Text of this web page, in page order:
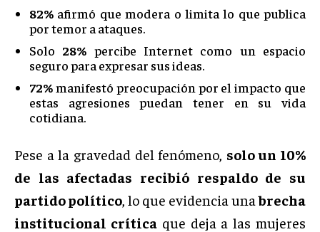
82% afirmó que modera o limita lo que publica
por temor a ataques.
Solo 28% percibe Internet como un espacio
seguro para expresar sus ideas.
72%manifestó preocupación por el impacto que
estas agresiones puedan tener en su vida
cotidiana.
Pese a la gravedad del fenómeno, solo un 10%
de las afectadas recibió respaldo de su
partido político , lo que evidencia unabrecha
institucional crítica que deja a las mujeres